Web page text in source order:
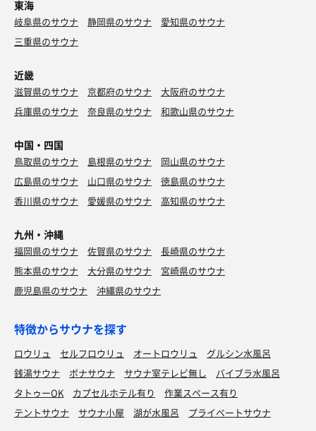
東海
岐阜県のサウナ 静岡県のサウナ
愛知県のサウナ
三重県のサウナ
近畿
滋賀県のサウナ 京都府のサウナ
大阪府のサウナ
兵庫県のサウナ
奈良県のサウナ 和歌山県のサウナ
中国・四国
鳥取県のサウナ 島根県のサウナ
岡山県のサウナ
広島県のサウナ
山口県のサウナ
徳島県のサウナ
香川県のサウナ
愛媛県のサウナ 高知県のサウナ
九州・沖縄
福岡県のサウナ 佐賀県のサウナ
長崎県のサウナ
熊本県のサウナ
大分県のサウナ
宮崎県のサウナ
鹿児島県のサウナ
沖縄県のサウナ
特徴からサウナを探す
ロウリュ セルフロウリュ オートロウリュ
グルシン水風呂
銭湯サウナ
ボナサウナ サウナ室テレビ無し
バイブラ水風呂
タトゥーOK
カプセルホテル有り
作業スペース有り
テントサウナ
サウナ小屋 湖が水風呂 プライベートサウナ